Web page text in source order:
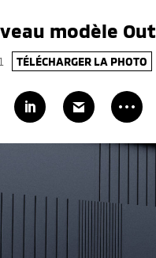
modèle
TÉLÉCHARGER LA PHOTO